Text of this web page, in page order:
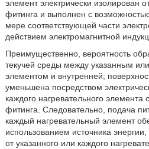
элемент электрически изолирован
фитинга и выполнен с
мере соответствующей части
действием электромагнитной
Преимущественно, вероятность
текучей среды между указанным
элементом и внутренней;
уменьшена посредством
каждого нагревательного элемента
фитинга. Следовательно, подача
каждый нагревательный элемент
использованием источника
от указанного или каждого